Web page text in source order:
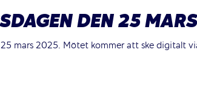
DEN 25 MARS
mars 2025. Mötet kommer att ske digitalt